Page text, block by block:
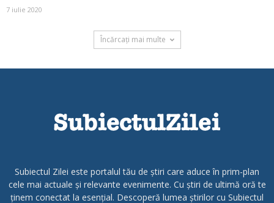
7 iulie 2020
Încărcați mai multe
Subiectul Zilei este portalul tău de știri care aduce în prim-plan
cele mai actuale și relevante evenimente. Cu știri de ultimă oră te
ținem conectat la esențial. Descoperă lumea știrilor cu Subiectul